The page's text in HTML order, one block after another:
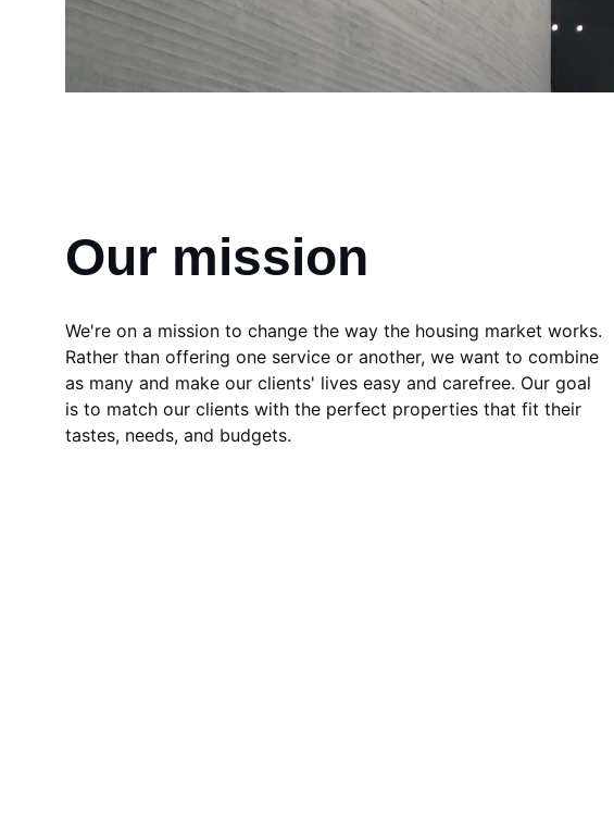
Our mission
We're on a mission to change the way the housing market works.
Rather than offering one service or another, we want to combine
as many and make our clients' lives easy and carefree. Our goal
is to match our clients with the perfect properties that fit their
tastes, needs, and budgets.